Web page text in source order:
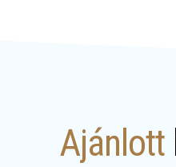
Ajánlott